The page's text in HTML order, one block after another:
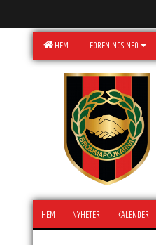
HEM FÖRENINGSINFO
HEM NYHETER KALENDER